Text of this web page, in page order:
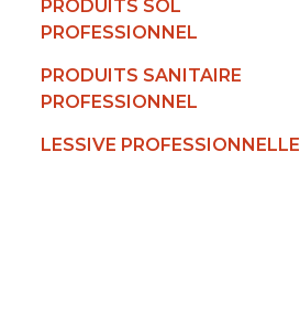
PRODUITS SOL
PROFESSIONNEL
PRODUITS SANITAIRE
PROFESSIONNEL
LESSIVE PROFESSIONNELLE